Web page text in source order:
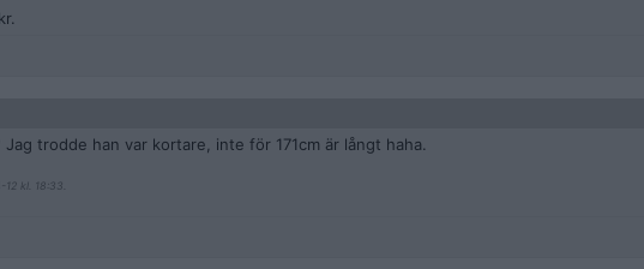
Jag trodde han var kortare, inte för 171cm är långt haha.
kl. 18:33.